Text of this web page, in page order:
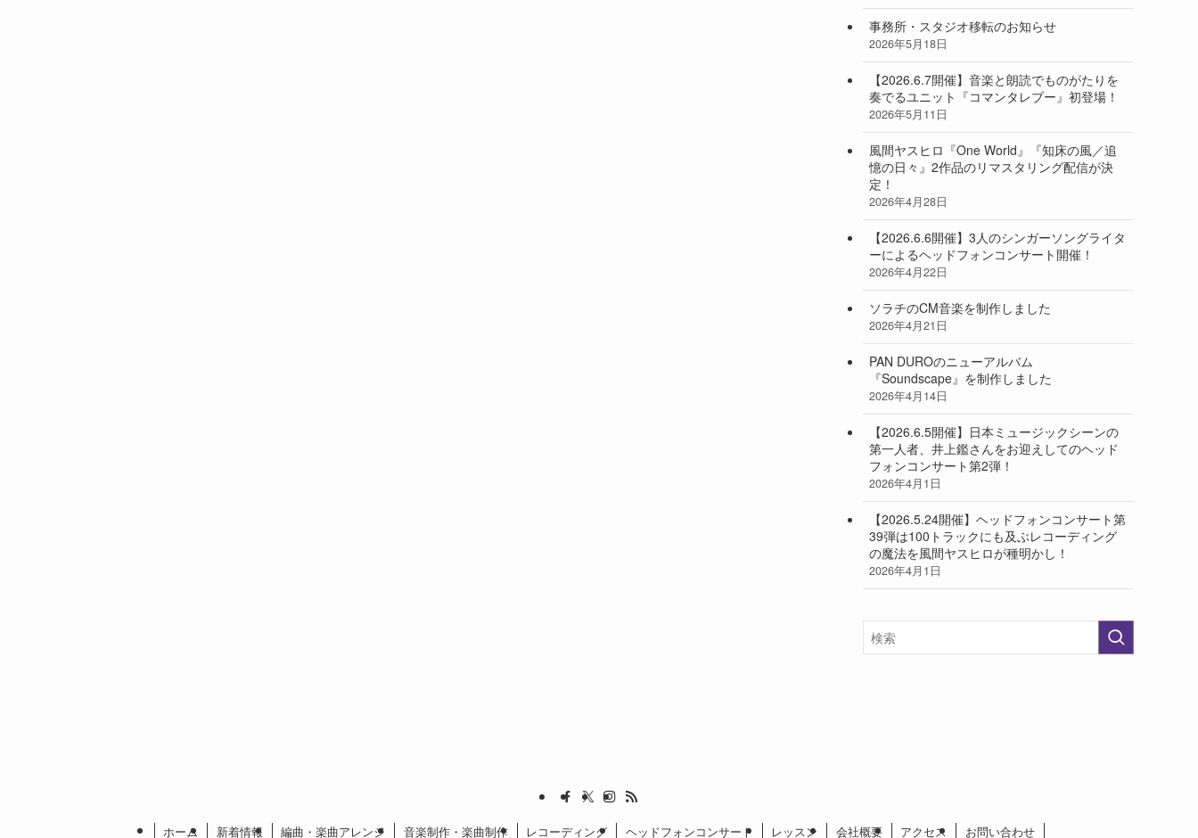
事務所・スタジオ移転のお知らせ
2026年5月18日
【2026.6.7開催】音楽と朗読でものがたりを
奏でるユニット『コマンタレブー』初登場！
2026年5月11日
風間ヤスヒロ『One World』『知床の風／追
憶の日々』2作品のリマスタリング配信が決
定！
2026年4月28日
【2026.6.6開催】3人のシンガーソングライタ
ーによるヘッドフォンコンサート開催！
2026年4月22日
ソラチのCM音楽を制作しました
2026年4月21日
PAN DUROのニューアルバム
『Soundscape』を制作しました
2026年4月14日
【2026.6.5開催】日本ミュージックシーンの
第一人者、井上鑑さんをお迎えしてのヘッド
フォンコンサート第2弾！
2026年4月1日
【2026.5.24開催】ヘッドフォンコンサート第
39弾は100トラックにも及ぶレコーディング
の魔法を風間ヤスヒロが種明かし！
2026年4月1日
ホーム 新着情報 編曲・楽曲アレンジ 音楽制作・楽曲制作 レコーディング ヘッドフォンコンサート レッスン 会社概要 アクセス お問い合わせ